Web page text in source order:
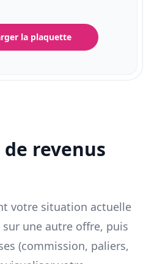
la plaquette
revenus
votre situation actuelle
une autre offre, puis
(commission, paliers,